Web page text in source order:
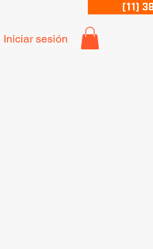
(11)
Iniciar sesión